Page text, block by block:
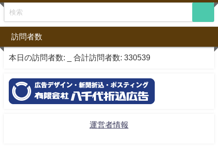
訪問者数
本日の訪問者数: 合計訪問者数: 330539
運営者情報